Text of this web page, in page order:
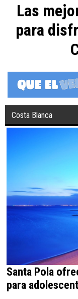
Las
para
Costa Blanca
Santa Pola
para